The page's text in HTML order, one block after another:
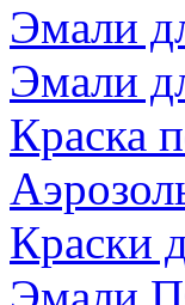
Эмали
Эмали
Краска
Краски